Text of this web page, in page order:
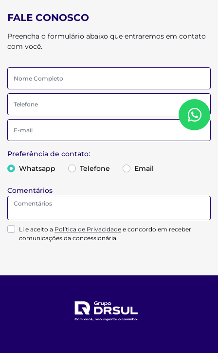
FALE CONOSCO
Preencha o formulário abaixo que entraremos em contato
com você.
Preferência de contato:
Whatsapp
Telefone Email
Comentários
Li e aceito a Política de Privacidade e concordo em receber
comunicações da concessionária.